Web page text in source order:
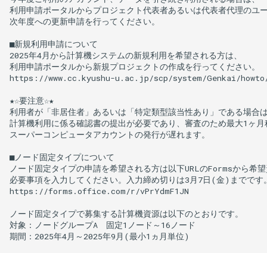
ジョブの利用法
リソースグループ
仮想ホスト
FAQ、お役立ち情報
利用申請ポータルからプロジェクト代表者あるいは代表者代理のユ
次年度への更新申請を行ってください。
■新規利用申請について
2025年4月から計算機システムの新規利用を希望される方は、
利用申請ポータルから新規プロジェクトの作成を行ってください。
https://www.cc.kyushu-u.ac.jp/scp/system/Genkai/
★☆要注意☆★
利用者が「非居住者」あるいは「特定類型該当性あり」である場合
計算機利用に係る確認書の提出が必要であり、審査のため最大1ヶ月
スーパーコンピュータアカウントの発行が遅れます。
■ノード固定タイプについて
ノード固定タイプの申請を希望される方は以下URLのFormsから希
必要事項を入力してください。入力締め切りは3月7日(金)までです
https://forms.office.com/r/vPrYdmF1JN
ノード固定タイプで募集する計算機資源は以下のとおりです。
対象：ノードグループA　固定1ノード～16ノード
期間：2025年4月～2025年9月(最小1ヵ月単位)